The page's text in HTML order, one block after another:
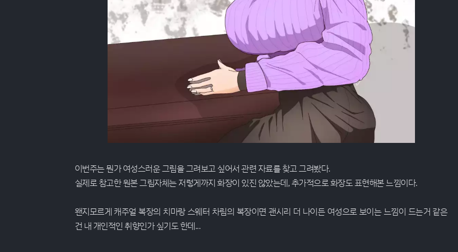
이번주는 뭔가 여성스러운 그림을 그려보고 싶어서 관련 자료를 찾고 그려봤다.
실제로 참고한 원본 그림자체는 저렇게까지 화장이 있진 않았는데, 추가적으로 화장도 표현해본 느낌이다.
왠지모르게 캐주얼 복장의 치마랑 스웨터 차림의 복장이면 괜시리 더 나이든 여성으로 보이는 느낌이 드는거 같은
건 내 개인적인 취향인가 싶기도 한데...